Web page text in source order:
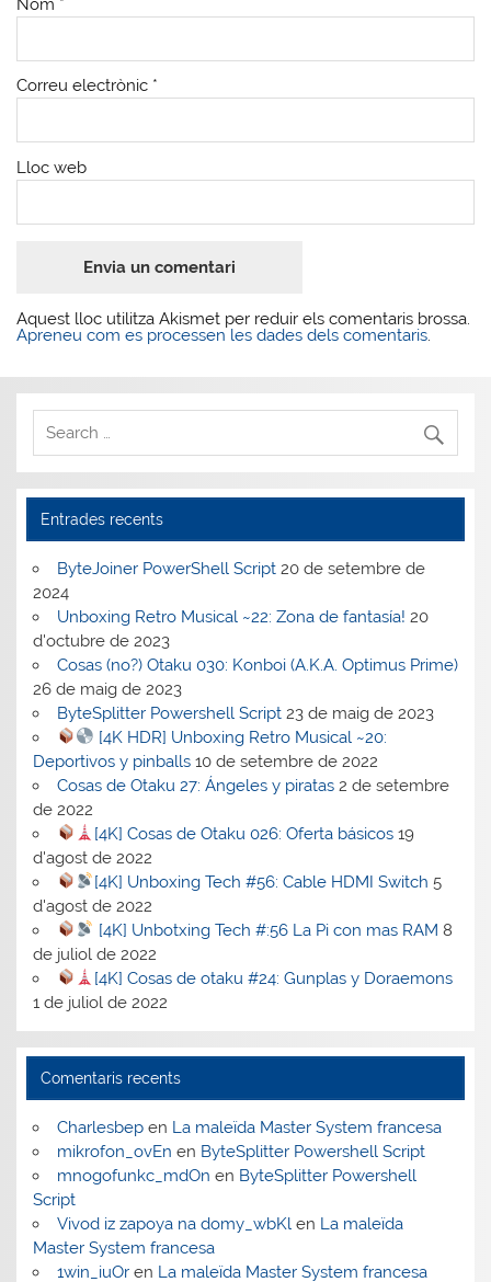
Correu electrònic *
Lloc web
Aquest lloc utilitza Akismet per reduir els comentaris brossa.
Apreneu com es processen les dades dels comentaris.
Entrades recents
ByteJoiner PowerShell Script 20 de setembre de
2024
Unboxing Retro Musical ~22: Zona de fantasía! 20
d'octubre de 2023
Cosas (no?) Otaku 030: Konboi (A.K.A. Optimus Prime)
26 de maig de 2023
ByteSplitter Powershell Script 23 de maig de 2023
[4K HDR] Unboxing Retro Musical ~20:
Deportivos y pinballs 10 de setembre de 2022
Cosas de Otaku 27: Ángeles y piratas 2 de setembre
de 2022
[4K] Cosas de Otaku 026: Oferta básicos 19
d'agost de 2022
[4K] Unboxing Tech #56: Cable HDMI Switch 5
d'agost de 2022
[4K] Unbotxing Tech #:56 La Pi con mas RAM 8
de juliol de 2022
[4K] Cosas de otaku #24: Gunplas y Doraemons
1 de juliol de 2022
Comentaris recents
Charlesbepen La maleïda Master System francesa
mikrofon_ovEn en ByteSplitter Powershell Script
mnogofunkc_mdOn en ByteSplitter Powershell
Script
Vivod iz zapoya na domy_wbKlen La maleïda
Master System francesa
1win_iuOren La maleïda Master System francesa